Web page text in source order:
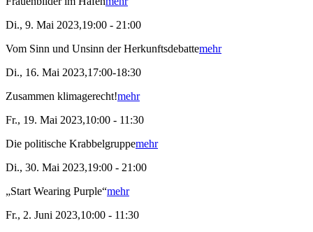
Di., 9. Mai 2023,19:00 - 21:00
Vom Sinn und Unsinn der Herkunftsdebattemehr
Di., 16. Mai 2023,17:00-18:30
Zusammen klimagerecht!mehr
Fr., 19. Mai 2023,10:00 - 11:30
Die politische Krabbelgruppemehr
Di., 30. Mai 2023,19:00 - 21:00
„Start Wearing Purple“mehr
Fr., 2. Juni 2023,10:00 - 11:30